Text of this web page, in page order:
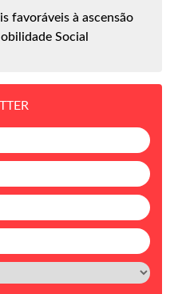
favoráveis à ascensão
Social